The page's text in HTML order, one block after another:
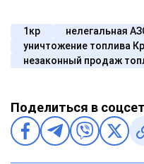
1кр
нелегальная
уничтожение топлива
незаконный продаж
Поделиться в